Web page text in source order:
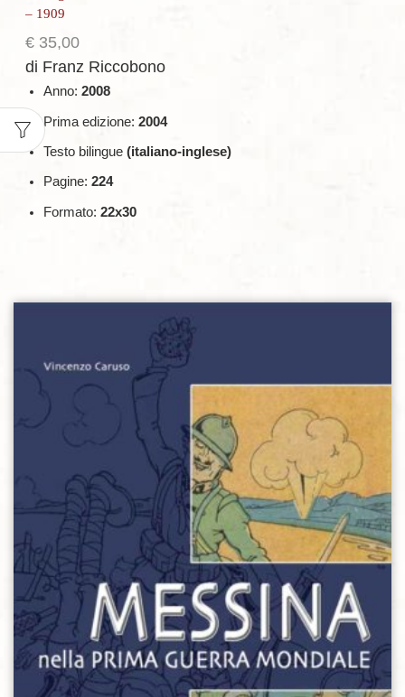
– 1909
€ 35,00
di Franz Riccobono
Anno: 2008
Prima edizione: 2004
Testo bilingue (italiano-inglese)
Pagine: 224
Formato: 22x30